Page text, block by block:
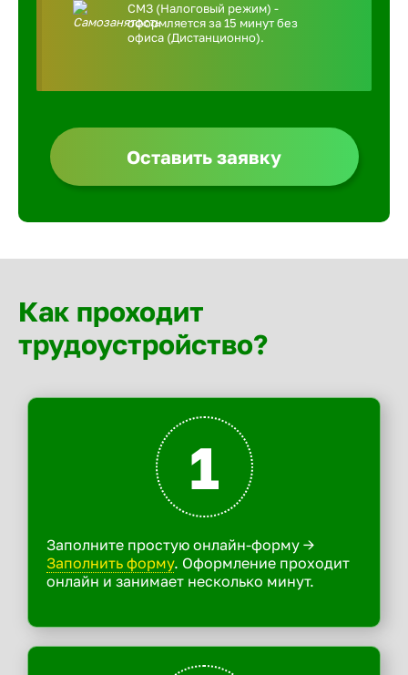
СМЗ (Налоговый режим) -
оформляется за 15 минут без
офиса (Дистанционно).
Оставить заявку
Как проходит
трудоустройство?
1
Заполните простую онлайн-форму ->
Заполнить форму. Оформление проходит
онлайн и занимает несколько минут.